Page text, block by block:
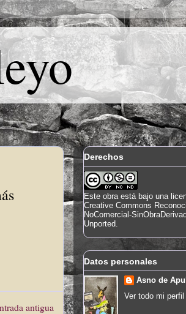
antigua
Derechos
Este obraestá bajo una
Creative Commons
NoComercial-
Unported.
Datos personales
Asno de
Ver todo mi perfil